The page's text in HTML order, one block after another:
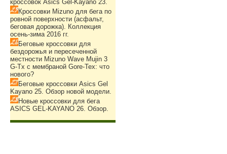
кроссовок Asics Gel-Kayano 23.
Кроссовки Mizuno для бега по
ровной поверхности (асфальт,
беговая дорожка). Коллекция
осень-зима 2016 гг.
Беговые кроссовки для
бездорожья и пересеченной
местности Mizuno Wave Mujin 3
G-Tx с мембраной Gore-Tex: что
нового?
Беговые кроссовки Asics Gel
Kayano 25. Обзор новой модели.
Новые кроссовки для бега
ASICS GEL-KAYANO 26. Обзор.